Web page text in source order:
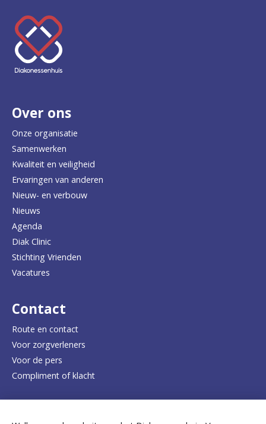
K
e
e
t
e
r
u
g
n
a
a
d
e
h
o
Over ons
Onze organisatie
Samenwerken
Kwaliteit en veiligheid
Ervaringen van anderen
Nieuw- en verbouw
Nieuws
Agenda
Diak Clinic
Stichting Vrienden
Vacatures
Contact
Route en contact
Voor zorgverleners
Voor de pers
Compliment of klacht
Dicht bij jou